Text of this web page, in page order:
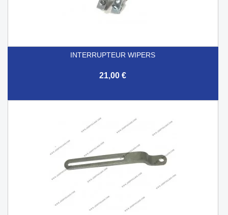
INTERRUPTEUR WIPERS
21,00 €